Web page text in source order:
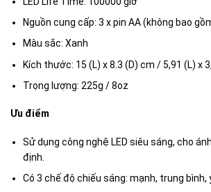
Nguồn cung cấp: 3 x pin AA (không bao
Màu sắc: Xanh
Kích thước: 15 (L) x 8.3 (D) cm / 5,91 (L) x
Trọng lượng: 225g / 8oz
Ưu điểm
Sử dụng công nghệ LED siêu sáng, cho
định.
Có 3 chế độ chiếu sáng: mạnh, trung bình,